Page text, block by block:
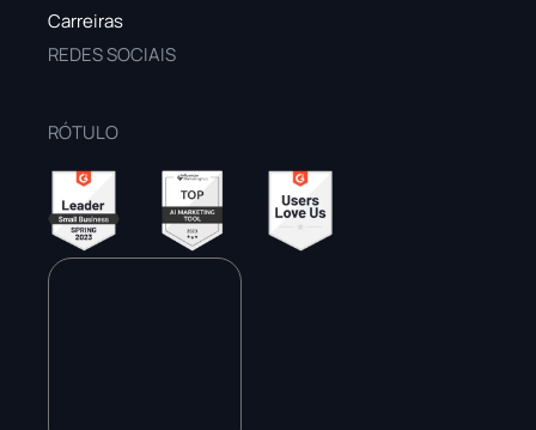
Carreiras
REDES SOCIAIS
RÓTULO